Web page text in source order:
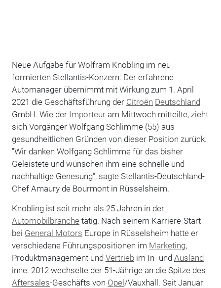
Neue Aufgabe für Wolfram Knobling im neu
formierten Stellantis-Konzern: Der erfahrene
Automanager übernimmt mit Wirkung zum 1. April
2021 die Geschäftsführung der Citroën Deutschland
GmbH. Wie der Importeuram Mittwoch mitteilte, zieht
sich Vorgänger Wolfgang Schlimme (55) aus
gesundheitlichen Gründen von dieser Position zurück.
"Wir danken Wolfgang Schlimme für das bisher
Geleistete und wünschen ihm eine schnelle und
nachhaltige Genesung", sagte Stellantis-Deutschland-
Chef Amaury de Bourmont in Rüsselsheim.
Knobling ist seit mehr als 25 Jahren in der
Automobilbranche tätig. Nach seinem Karriere-Start
bei General Motors Europe in Rüsselsheim hatte er
verschiedene Führungspositionen im Marketing,
Produktmanagement und Vertriebim In- und Ausland
inne. 2012 wechselte der 51-Jährige an die Spitze des
Aftersales-Geschäfts von Opel/Vauxhall. Seit Januar